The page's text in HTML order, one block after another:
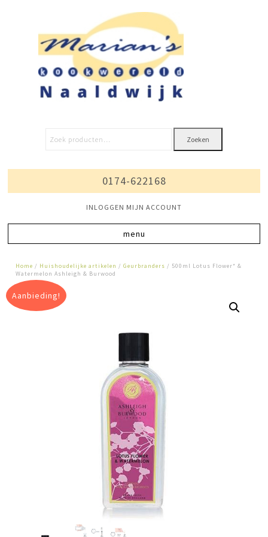
Zoeken
0174-622168
INLOGGEN MIJN ACCOUNT
Home / Huishoudelijke artikelen /Geurbranders / 500ml Lotus Flower* &
Watermelon Ashleigh & Burwood
Aanbieding!